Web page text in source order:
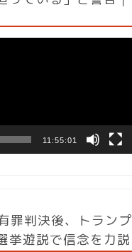
11:55:01
罪判決後、トランプ
挙遊説で信念を力説